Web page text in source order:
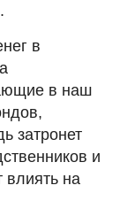
в
в наш
затронет
и
влиять на